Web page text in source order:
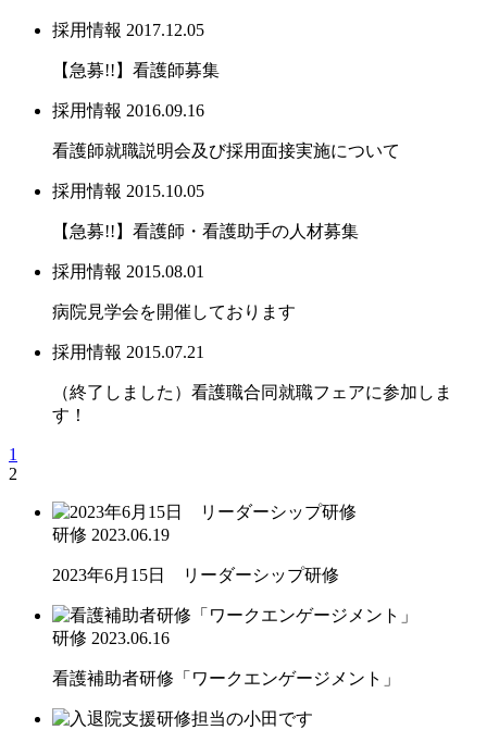
採用情報 2017.12.05
【急募!!】看護師募集
採用情報 2016.09.16
看護師就職説明会及び採用面接実施について
採用情報 2015.10.05
【急募!!】看護師・看護助手の人材募集
採用情報 2015.08.01
病院見学会を開催しております
採用情報 2015.07.21
（終了しました）看護職合同就職フェアに参加しま
す！
1
2
研修 2023.06.19
2023年6月15日 リーダーシップ研修
研修 2023.06.16
看護補助者研修「ワークエンゲージメント」